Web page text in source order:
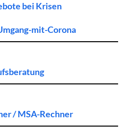
bei Krisen
mit-Corona
/ MSA-Rechner